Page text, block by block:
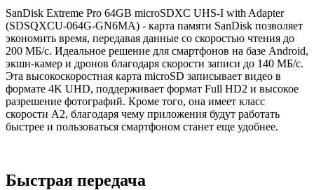
SanDisk Extreme Pro 64GB microSDXC UHS-I with Adapter
(SDSQXCU-064G-GN6MA) - карта памяти SanDisk позволяет
экономить время, передавая данные со скоростью чтения до
200 МБ/с. Идеальное решение для смартфонов на базе Android,
экшн-камер и дронов благодаря скорости записи до 140 МБ/с.
Эта высокоскоростная карта microSD записывает видео в
формате 4K UHD, поддерживает формат Full HD2 и высокое
разрешение фотографий. Кроме того, она имеет класс
скорости A2, благодаря чему приложения будут работать
быстрее и пользоваться смартфоном станет еще удобнее.
Быстрая передача